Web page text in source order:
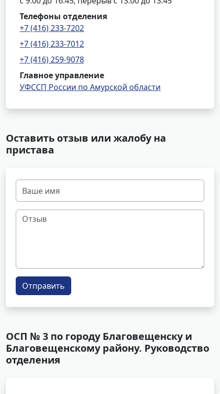
Телефоны отделения
+7 (416) 233-7202
+7 (416) 233-7012
+7 (416) 259-9078
Главное управление
УФССП России по Амурской области
Оставить отзыв или жалобу на
пристава
Отправить
ОСП № 3 по городу Благовещенску и
Благовещенскому району. Руководство
отделения